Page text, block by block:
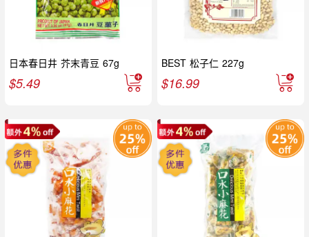
日本春日井 芥末青豆 67g
$5.49
BEST 松子仁 227g
$16.99